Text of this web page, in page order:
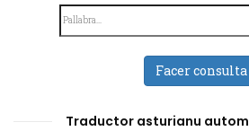
Facer consulta
Traductor asturianu